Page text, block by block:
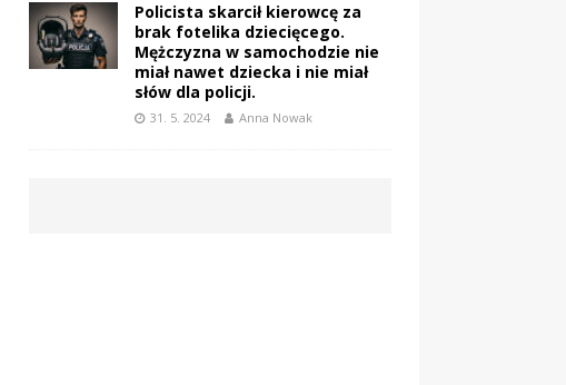
Policista skarcił kierowcę za
brak fotelika dziecięcego.
Mężczyzna w samochodzie nie
miał nawet dziecka i nie miał
słów dla policji.
31. 5. 2024 Anna Nowak